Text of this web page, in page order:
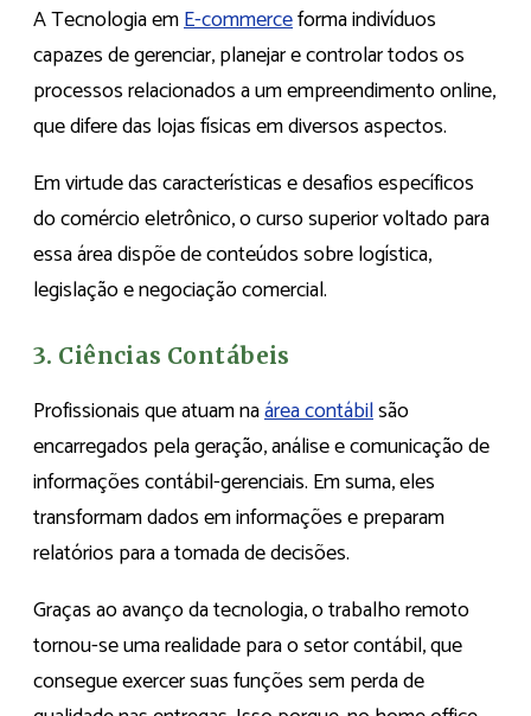
A Tecnologia emE-commerceforma indivíduos
capazes de gerenciar, planejar e controlar todos os
processos relacionados a um empreendimento online,
que difere das lojas físicas em diversos aspectos.
Em virtude das características e desafios específicos
do comércio eletrônico, o curso superior voltado para
essa área dispõe de conteúdos sobre logística,
legislação e negociação comercial.
3. Ciências Contábeis
Profissionais que atuam naárea contábilsão
encarregados pela geração, análise e comunicação de
informações contábil-gerenciais. Em suma, eles
transformam dados em informações e preparam
relatórios para a tomada de decisões.
Graças ao avanço da tecnologia, o trabalho remoto
tornou-se uma realidade para o setor contábil, que
consegue exercer suas funções sem perda de